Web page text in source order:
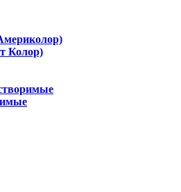
Колор)